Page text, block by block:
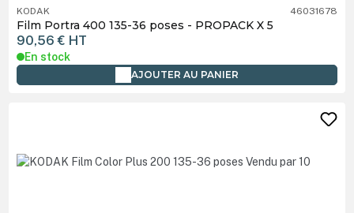
KODAK 46031678
Film Portra 400 135-36 poses - PROPACK X 5
90,56 € HT
En stock
AJOUTER AU PANIER